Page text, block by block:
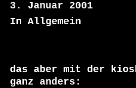
3. Januar 2001
In Allgemein
das aber mit der
ganz anders: